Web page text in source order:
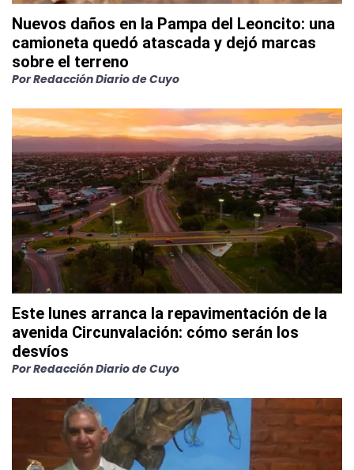
Nuevos daños en la Pampa del Leoncito: una
camioneta quedó atascada y dejó marcas
sobre el terreno
PorRedacción Diario de Cuyo
Este lunes arranca la repavimentación de la
avenida Circunvalación: cómo serán los
desvíos
PorRedacción Diario de Cuyo